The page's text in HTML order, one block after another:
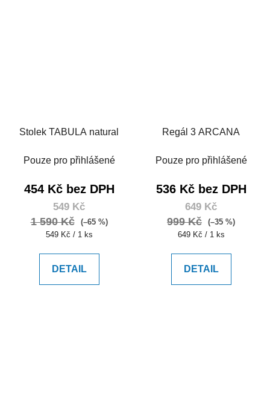
Stolek TABULA natural
Pouze pro přihlášené
454 Kč bez DPH
549 Kč
1 590 Kč
(–65 %)
Měrná
549 Kč / 1 ks
DETAIL
Regál 3 ARCANA
Pouze pro přihlášené
536 Kč bez DPH
649 Kč
999 Kč
(–35 %)
Měrná
649 Kč / 1 ks
DETAIL